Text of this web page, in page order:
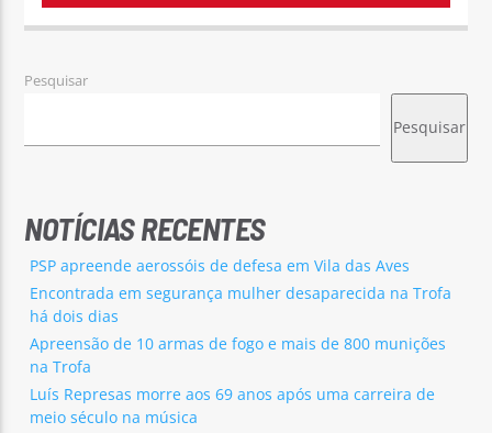
Pesquisar
Pesquisar
NOTÍCIAS RECENTES
PSP apreende aerossóis de defesa em Vila das Aves
Encontrada em segurança mulher desaparecida na Trofa
há dois dias
Apreensão de 10 armas de fogo e mais de 800 munições
na Trofa
Luís Represas morre aos 69 anos após uma carreira de
meio século na música